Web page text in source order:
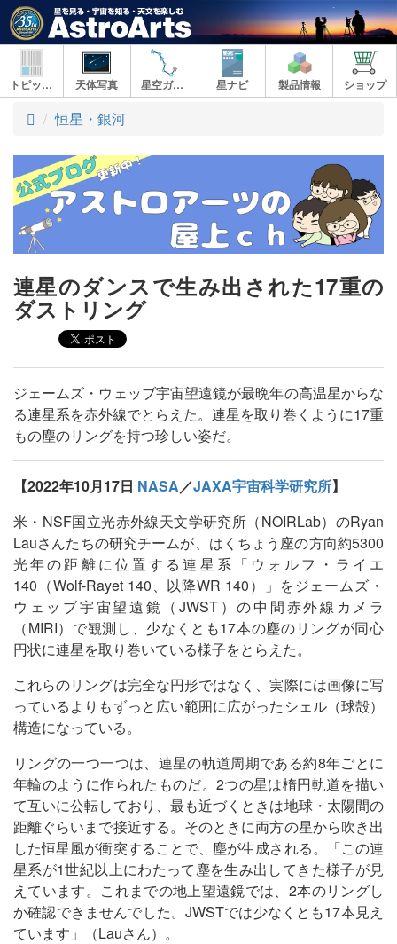
トピックス 天体写真 星空ガイド 星ナビ 製品情報 ショップ
ト
プ
恒星・銀河
連星のダンスで生み出された17重の
ダストリング
ジェームズ・ウェッブ宇宙望遠鏡が最晩年の高温星からな
る連星系を赤外線でとらえた。連星を取り巻くように17重
もの塵のリングを持つ珍しい姿だ。
【2022年10月17日 NASA／JAXA宇宙科学研究所】
米・NSF国立光赤外線天文学研究所（NOIRLab）のRyan
Lauさんたちの研究チームが、はくちょう座の方向約5300
光年の距離に位置する連星系「ウォルフ・ライエ
140（Wolf-Rayet 140、以降WR 140）」をジェームズ・
ウェッブ宇宙望遠鏡（JWST）の中間赤外線カメラ
（MIRI）で観測し、少なくとも17本の塵のリングが同心
円状に連星を取り巻いている様子をとらえた。
これらのリングは完全な円形ではなく、実際には画像に写
っているよりもずっと広い範囲に広がったシェル（球殻）
構造になっている。
リングの一つ一つは、連星の軌道周期である約8年ごとに
年輪のように作られたものだ。2つの星は楕円軌道を描い
て互いに公転しており、最も近づくときは地球・太陽間の
距離ぐらいまで接近する。そのときに両方の星から吹き出
した恒星風が衝突することで、塵が生成される。「この連
星系が1世紀以上にわたって塵を生み出してきた様子が見
えています。これまでの地上望遠鏡では、2本のリングし
か確認できませんでした。JWSTでは少なくとも17本見え
ています」（Lauさん）。